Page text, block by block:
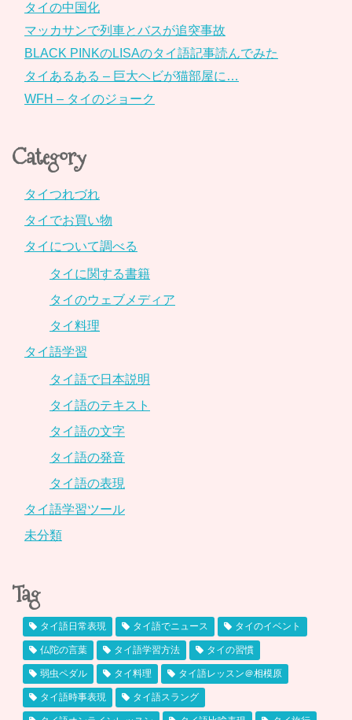
タイの中国化
マッカサンで列車とバスが追突事故
BLACK PINKのLISAのタイ語記事読んでみた
タイあるある – 巨大ヘビが猫部屋に…
WFH – タイのジョーク
Category
タイつれづれ
タイでお買い物
タイについて調べる
タイに関する書籍
タイのウェブメディア
タイ料理
タイ語学習
タイ語で日本説明
タイ語のテキスト
タイ語の文字
タイ語の発音
タイ語の表現
タイ語学習ツール
未分類
Tag
タイ語日常表現 タイ語でニュース タイのイベント
仏陀の言葉 タイ語学習方法 タイの習慣
弱虫ペダル タイ料理 タイ語レッスン＠相模原
タイ語時事表現 タイ語スラング